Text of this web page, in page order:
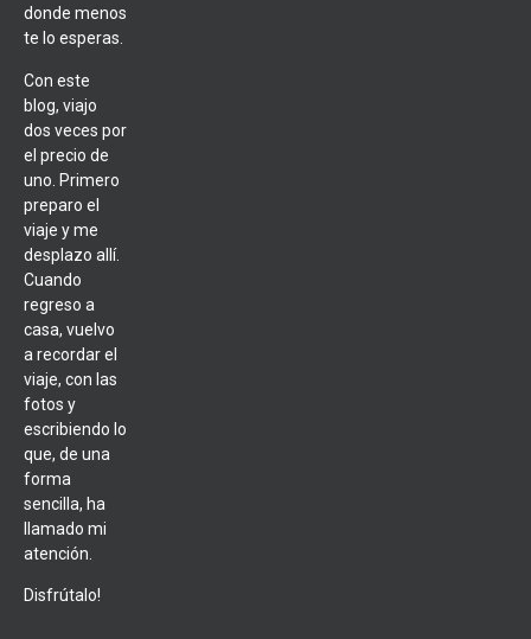
donde menos
te lo esperas.
Con este
blog, viajo
dos veces por
el precio de
uno. Primero
preparo el
viaje y me
desplazo allí.
Cuando
regreso a
casa, vuelvo
a recordar el
viaje, con las
fotos y
escribiendo lo
que, de una
forma
sencilla, ha
llamado mi
atención.
Disfrútalo!